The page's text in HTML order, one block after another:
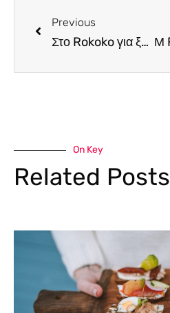
Previous
Στο Rokoko για ξυλοφουρνιστές πίτσες και ζυμαρικά με άποψη
On Key
Related Posts